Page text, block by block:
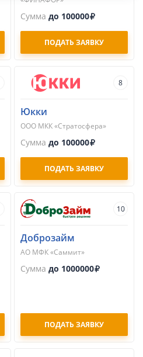
Сумма до 100000
ПОДАТЬ ЗАЯВКУ
8
Юкки
ООО МКК «Стратосфера»
Сумма до 100000
ПОДАТЬ ЗАЯВКУ
10
Доброзайм
АО МФК «Саммит»
Сумма до 1000000
ПОДАТЬ ЗАЯВКУ